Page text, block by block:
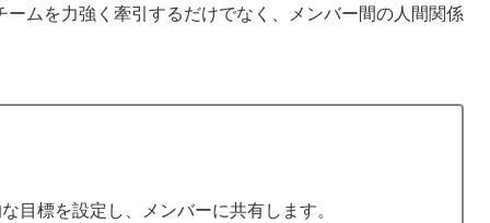
ムを力強く牽引するだけでなく、メンバー間の人間関係
目標を設定し、メンバーに共有します。